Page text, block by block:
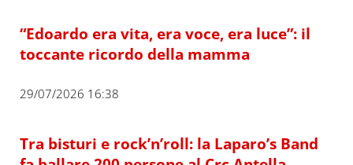
“Edoardo era vita, era voce, era luce”: il
toccante ricordo della mamma
29/07/2026 16:38
Tra bisturi e rock’n’roll: la Laparo’s Band